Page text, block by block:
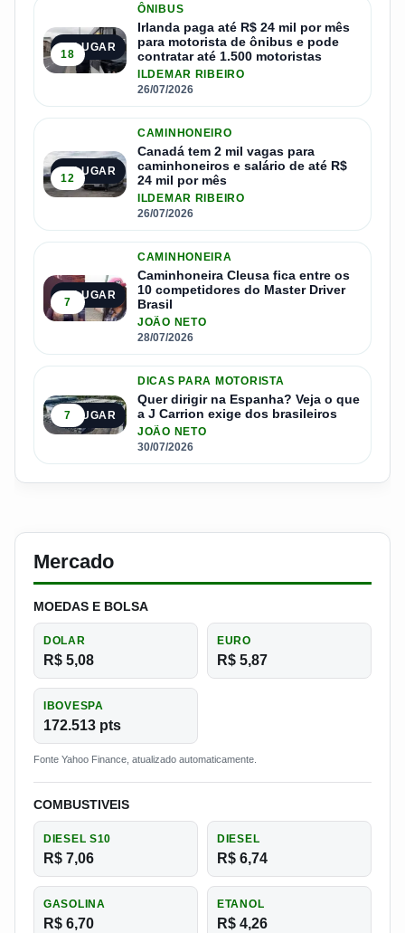
2º LUGAR
18
ÔNIBUS
Irlanda paga até R$ 24 mil por mês
para motorista de ônibus e pode
contratar até 1.500 motoristas
ILDEMAR RIBEIRO
26/07/2026
3º LUGAR
12
CAMINHONEIRO
Canadá tem 2 mil vagas para
caminhoneiros e salário de até R$
24 mil por mês
ILDEMAR RIBEIRO
26/07/2026
4º LUGAR
7
CAMINHONEIRA
Caminhoneira Cleusa fica entre os
10 competidores do Master Driver
Brasil
JOÃO NETO
28/07/2026
5º LUGAR
7
DICAS PARA MOTORISTA
Quer dirigir na Espanha? Veja o que
a J Carrion exige dos brasileiros
JOÃO NETO
30/07/2026
Mercado
MOEDAS E BOLSA
DOLAR
R$ 5,08
EURO
R$ 5,87
IBOVESPA
172.513 pts
Fonte Yahoo Finance, atualizado automaticamente.
COMBUSTIVEIS
DIESEL S10
R$ 7,06
DIESEL
R$ 6,74
GASOLINA
R$ 6,70
ETANOL
R$ 4,26